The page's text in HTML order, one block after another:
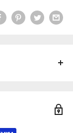
ー） ： Marine